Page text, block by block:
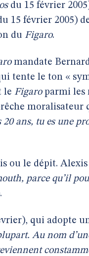
du 15 février
15 février 2005)
du Figaro.
mandate
tente le ton «
le Figaroparmi les
moralisateur
20 ans, tu es une
ou le dépit. Alexis
parce qu’il
qui adopte
Au nom